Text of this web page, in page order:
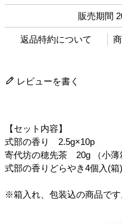
販売期間
返品特約について
レビューを書く
【セット内容】
式部の香り 2.5g×10p
寄代坊の穂先茶 20g （小薄
式部の香りどらやき4個入(箱)
※箱入れ、包装込の商品です